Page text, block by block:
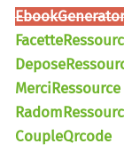
MerciRessource
CoupleQrcode